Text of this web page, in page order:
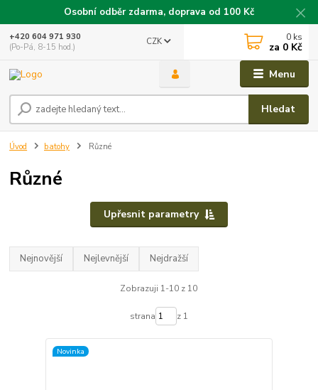
Osobní odběr zdarma, doprava od 100 Kč
Menu
CZK
Hledat
+420 604 971 930
(Po-Pá, 8-15 hod.)
0 ks
za 0 Kč
Úvod batohy Různé
Různé
Upřesnit parametry
Nejnovější Nejlevnější Nejdražší
Zobrazuji 1-10 z 10
strana z 1
Novinka